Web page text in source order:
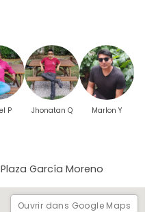
P Jhonatan Q Marlon Y
García Moreno
Ouvrir dans Google Maps